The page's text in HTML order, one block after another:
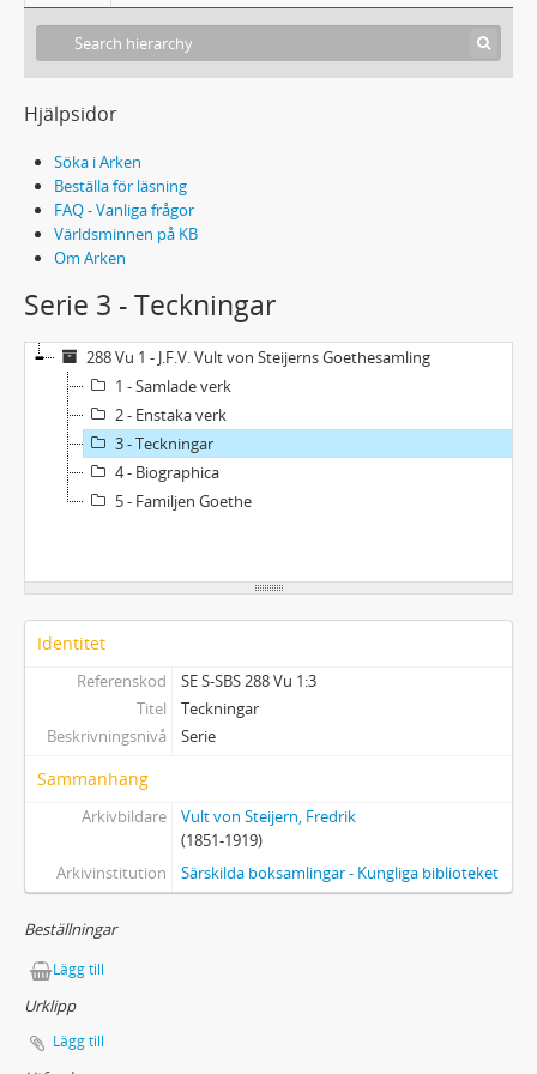
Hjälpsidor
Söka i Arken
Beställa för läsning
FAQ - Vanliga frågor
Världsminnen på KB
Om Arken
Serie 3 - Teckningar
288 Vu 1 - J.F.V. Vult von Steijerns Goethesamling
1 - Samlade verk
2 - Enstaka verk
3 - Teckningar
4 - Biographica
5 - Familjen Goethe
Identitet
Referenskod
SE S-SBS 288 Vu 1:3
Titel
Teckningar
Beskrivningsnivå
Serie
Sammanhang
Arkivbildare
Vult von Steijern, Fredrik
(1851-1919)
Arkivinstitution
Särskilda boksamlingar - Kungliga biblioteket
Beställningar
Lägg till
Urklipp
Lägg till